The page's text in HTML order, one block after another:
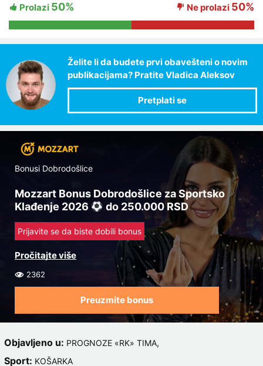
Prolazi 50% Ne prolazi 50%
Želite li da budete prvi obavešteni o novim
publikacijama? Pratite Vladica Aleksov
Bonusi Dobrodošlice
Mozzart Bonus Dobrodošlice za Sportsko
Klađenje 2026
do 250.000 RSD
Prijavite se da biste dobili bonus
2362
Preuzmite bonus
Objavljeno u: PROGNOZE «RK» TIMA,
Sport: KOŠARKA